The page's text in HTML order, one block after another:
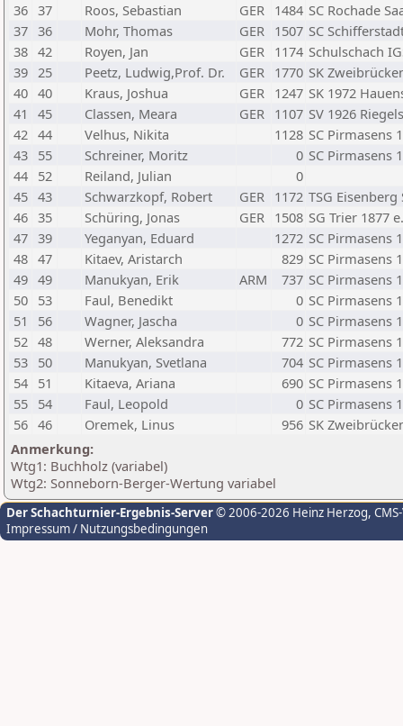
36 37 Roos, Sebastian GER 1484 SC Rochade
37 36 Mohr, Thomas GER 1507 SC
38 42 Royen, Jan GER 1174 Schulschach
39 25 Peetz, Ludwig,Prof. Dr. GER 1770 SK
40 40 Kraus, Joshua GER 1247 SK 1972
41
45 Classen, Meara GER 1107 SV 1926
42 44 Velhus, Nikita 1128 SC Pirmasens
43 55 Schreiner, Moritz 0 SC Pirmasens
44 52 Reiland, Julian
0
45 43 Schwarzkopf, Robert GER 1172 TSG Eisenberg
46 35 Schüring, Jonas GER 1508 SG Trier 1877
47 39 Yeganyan, Eduard 1272 SC Pirmasens
48 47 Kitaev, Aristarch 829 SC Pirmasens
49 49 Manukyan, Erik ARM 737 SC Pirmasens
50 53 Faul, Benedikt 0 SC Pirmasens
51
56 Wagner, Jascha 0 SC Pirmasens
52 48 Werner, Aleksandra 772 SC Pirmasens
53 50 Manukyan, Svetlana 704 SC Pirmasens
54 51 Kitaeva, Ariana 690 SC Pirmasens
55 54 Faul, Leopold 0 SC Pirmasens
56 46 Oremek, Linus 956 SK
Anmerkung:
Wtg1: Buchholz (variabel)
Wtg2: Sonneborn-Berger-Wertung variabel
Der Schachturnier-Ergebnis-Server© 2006-2026 Heinz Herzog,
Impressum / Nutzungsbedingungen